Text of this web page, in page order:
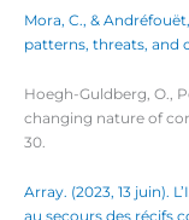
Mora, C., &
patterns, threats, and
Hoegh-Guldberg, O.,
changing nature of
30.
Array. (2023, 13 juin).
au secours des récifs